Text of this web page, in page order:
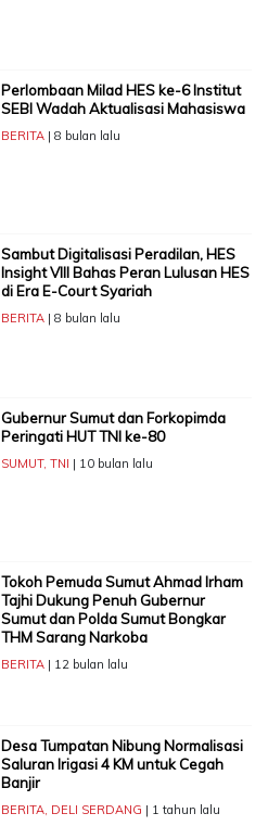
Perlombaan Milad HES ke-6 Institut
SEBI Wadah Aktualisasi Mahasiswa
BERITA| 8 bulan lalu
Sambut Digitalisasi Peradilan, HES
Insight VIII Bahas Peran Lulusan HES
di Era E-Court Syariah
BERITA| 8 bulan lalu
Gubernur Sumut dan Forkopimda
Peringati HUT TNI ke-80
SUMUT, TNI | 10 bulan lalu
Tokoh Pemuda Sumut Ahmad Irham
Tajhi Dukung Penuh Gubernur
Sumut dan Polda Sumut Bongkar
THM Sarang Narkoba
BERITA| 12 bulan lalu
Desa Tumpatan Nibung Normalisasi
Saluran Irigasi 4 KM untuk Cegah
Banjir
BERITA, DELI SERDANG | 1 tahun lalu